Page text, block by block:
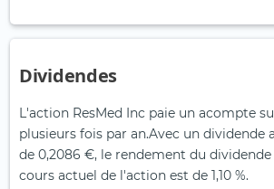
Dividendes
L'action ResMed Inc paie un acompte
plusieurs fois par an.Avec un dividende
de 0,2086 €, le rendement du
cours actuel de l'action est de 1,10 %.